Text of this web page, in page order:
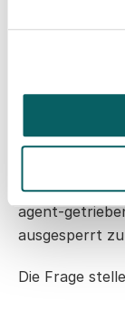
Diese Wette
scheitern,
Adoption
Asymmetrie
Unterstützung
agent-
ausgesperrt
Die Frage